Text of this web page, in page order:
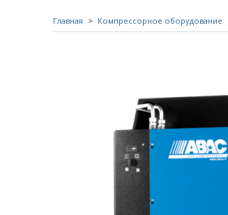
Главная Компрессорное оборудование